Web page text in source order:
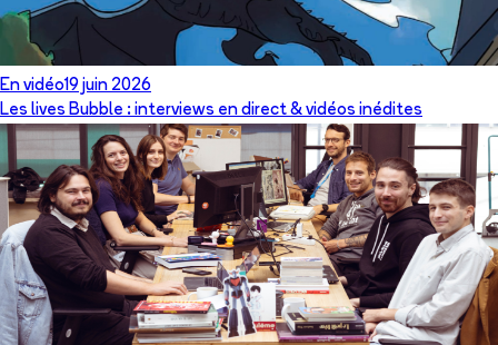
En vidéo19 juin 2026
Les lives Bubble : interviews en direct & vidéos inédites